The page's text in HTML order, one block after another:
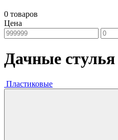
0 товаров
Цена
Дачные стулья
Пластиковые